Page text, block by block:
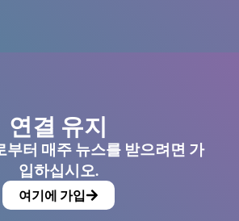
연결 유지
부터 매주 뉴스를 받으려면 가
입하십시오.
여기에 가입